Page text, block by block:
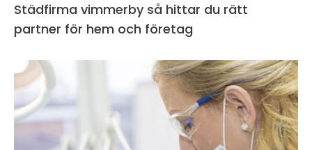
Städfirma vimmerby så hittar du rätt
partner för hem och företag